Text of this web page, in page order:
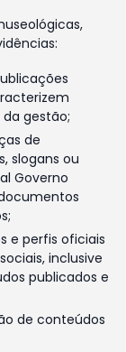
gestão;
de
slogans ou
Governo
e perfis oficiais
inclusive
publicados e
de conteúdos